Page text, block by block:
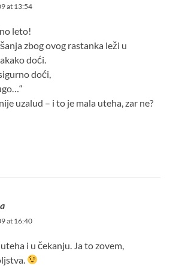
at 13:54
leto!
zbog ovog rastanka leži u
doći.
doći,
uzalud – i to je mala uteha, zar ne?
at 16:40
i u čekanju. Ja to zovem,